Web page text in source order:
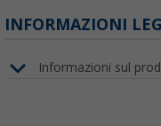
INFORMAZIONI
Informazioni sul